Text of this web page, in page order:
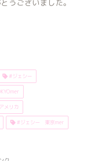
うございました。
#ジェシー
メリカ
#ジェシー 東京mer